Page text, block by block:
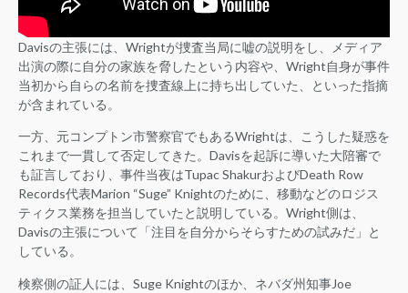
Davisの主張には、Wrightが捜査当局に嘘の説明をし、メディア
出演の際に自分の家族を脅したという内容や、Wright自身が事件
当初から自らの名前を捜査線上に持ち出していた、といった指摘
が含まれている。
一方、元コンプトン市警察官でもあるWrightは、こうした疑惑を
これまで一貫して否定してきた。Davisを起訴に導いた大陪審で
も証言しており、事件当夜はTupac ShakurおよびDeath Row
Records代表Marion “Suge” Knightのために、移動などのロジス
ティクス業務を担当していたと説明している。Wright側は、
Davisの主張について「注目を自分からそらすための試みだ」と
している。
検察側の証人には、Suge Knightのほか、ネバダ州知事Joe